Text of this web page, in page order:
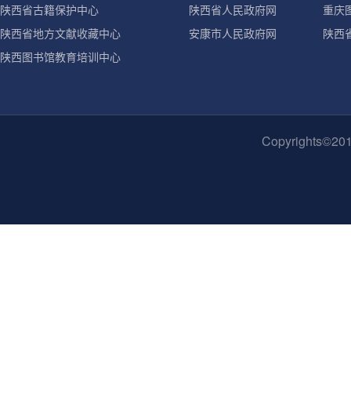
陕西省古籍保护中心
陕西省地方文献收藏中心
陕西图书馆教育培训中心
陕西省人民政府网
安康市人民政府网
重庆
陕西